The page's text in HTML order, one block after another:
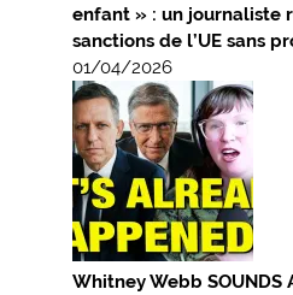
enfant » : un journaliste
sanctions de l’UE sans
01/04/2026
Whitney Webb SOUNDS